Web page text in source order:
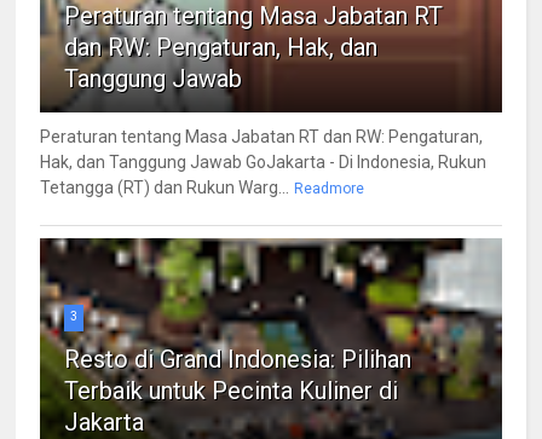
Peraturan tentang Masa Jabatan RT
dan RW: Pengaturan, Hak, dan
Tanggung Jawab
Peraturan tentang Masa Jabatan RT dan RW: Pengaturan,
Hak, dan Tanggung Jawab GoJakarta - Di Indonesia, Rukun
Tetangga (RT) dan Rukun Warg... Readmore
3
Resto di Grand Indonesia: Pilihan
Terbaik untuk Pecinta Kuliner di
Jakarta